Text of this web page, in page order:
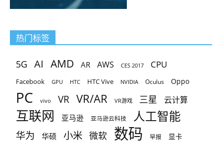
热门标签
5G AI AMD AR AWS CES 2017 CPU
Facebook GPU HTC HTC Vive NVIDIA Oculus Oppo
PC vivo VR VR/AR VR游戏 三星 云计算
互联网 亚马逊 亚马逊云科技 人工智能
华为 华硕 小米 微软 数码 早报 显卡